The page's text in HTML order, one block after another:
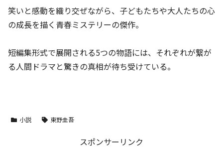
笑いと感動を織り交ぜながら、子どもたちや大人たちの心
の成長を描く青春ミステリーの傑作。
短編集形式で展開される5つの物語には、それぞれが繋が
る人間ドラマと驚きの真相が待ち受けている。
小説 東野圭吾
スポンサーリンク